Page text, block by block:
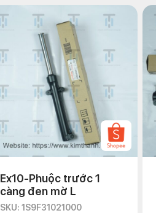
Ex10-Phuộc trước 1
càng đen mờ L
SKU: 1S9F31021000